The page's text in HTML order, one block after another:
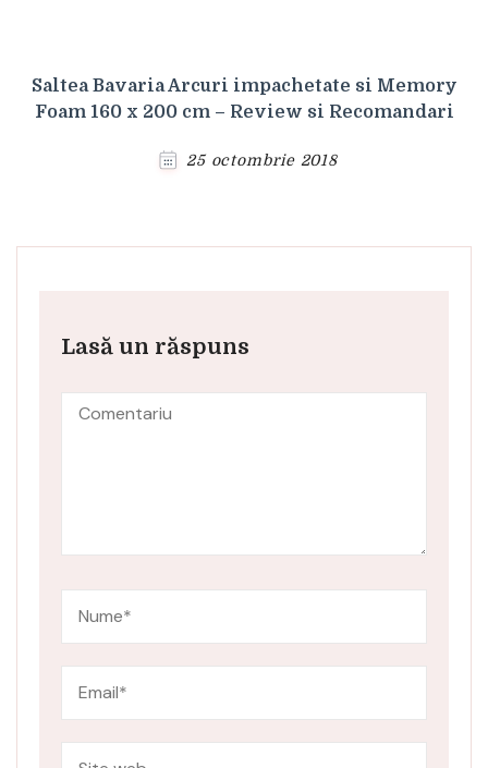
Saltea Bavaria Arcuri impachetate si Memory
Foam 160 x 200 cm – Review si Recomandari
25 octombrie 2018
Lasă un răspuns